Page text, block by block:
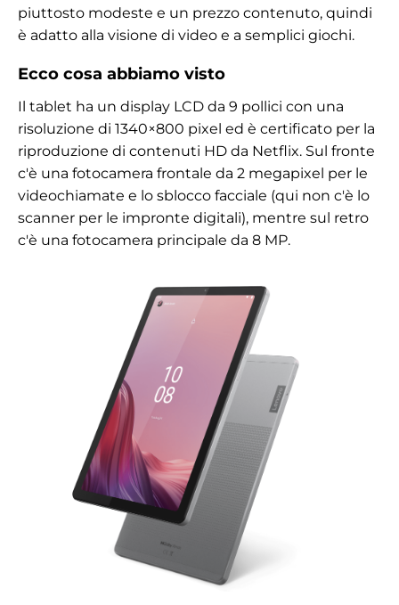
piuttosto modeste e un prezzo contenuto, quindi
è adatto alla visione di video e a semplici giochi.
Ecco cosa abbiamo visto
Il tablet ha un display LCD da 9 pollici con una
risoluzione di 1340×800 pixel ed è certificato per la
riproduzione di contenuti HD da Netflix. Sul fronte
c'è una fotocamera frontale da 2 megapixel per le
videochiamate e lo sblocco facciale (qui non c'è lo
scanner per le impronte digitali), mentre sul retro
c'è una fotocamera principale da 8 MP.